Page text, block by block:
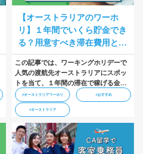
【オーストラリアのワーホ
リ】１年間でいくら貯金でき
る？用意すべき滞在費用と仕
事の探し方を解説！
この記事では、ワーキングホリデーで
人気の渡航先オーストラリアにスポッ
トを当て、１年間の滞在で稼げる金額
を解説しています。そのほかにも、語
学学校へ通う場合や渡航後すぐに働く
場合など、滞在スタイル別にかかる費
用比較も紹介しています。ぜひ参考に
してください…
#オーストラリアワーホリ #おすすめ
#オーストラリア